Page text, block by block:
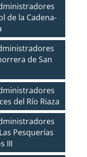
de la Cadena-
de San
del Río Riaza
Pesquerías
III